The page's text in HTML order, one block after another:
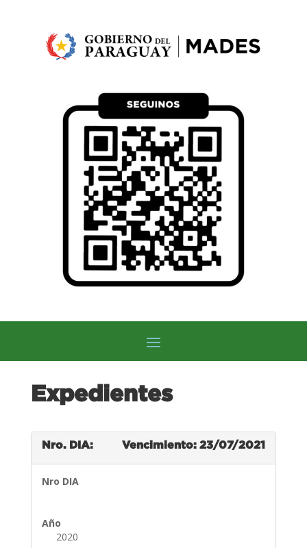
Expedientes
Nro. DIA: Vencimiento: 23/07/2021
Nro DIA
Año
2020